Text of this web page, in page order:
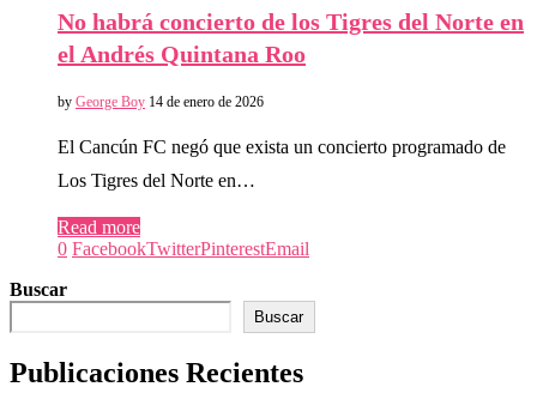
No habrá concierto de los Tigres del Norte en
el Andrés Quintana Roo
by George Boy 14 de enero de 2026
El Cancún FC negó que exista un concierto programado de
Los Tigres del Norte en…
Read more
0 FacebookTwitterPinterestEmail
Buscar
Buscar
Publicaciones Recientes